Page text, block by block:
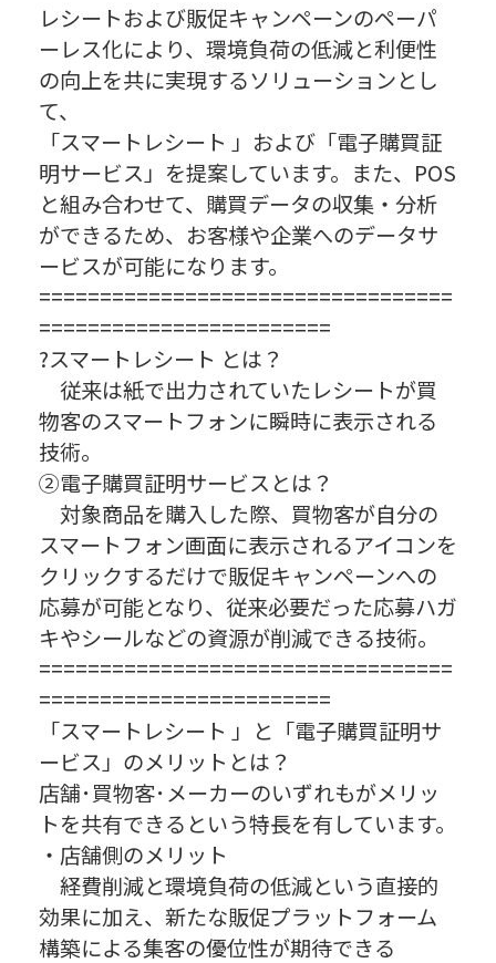
レシートおよび販促キャンペーンのペーパ
ーレス化により、環境負荷の低減と利便性
の向上を共に実現するソリューションとし
て、
「スマートレシート 」および「電子購買証
明サービス」を提案しています。また、POS
と組み合わせて、購買データの収集・分析
ができるため、お客様や企業へのデータサ
ービスが可能になります。
==================================
========================
?スマートレシート とは？
従来は紙で出力されていたレシートが買
物客のスマートフォンに瞬時に表示される
技術。
②電子購買証明サービスとは？
対象商品を購入した際、買物客が自分の
スマートフォン画面に表示されるアイコンを
クリックするだけで販促キャンペーンへの
応募が可能となり、従来必要だった応募ハガ
キやシールなどの資源が削減できる技術。
==================================
========================
「スマートレシート 」と「電子購買証明サ
ービス」のメリットとは？
店舗･買物客･メーカーのいずれもがメリッ
トを共有できるという特長を有しています。
・店舗側のメリット
経費削減と環境負荷の低減という直接的
効果に加え、新たな販促プラットフォーム
構築による集客の優位性が期待できる